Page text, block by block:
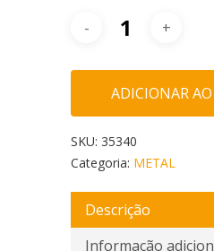
ADICIONAR
SKU: 35340
Categoria: METAL
Descrição
Informação